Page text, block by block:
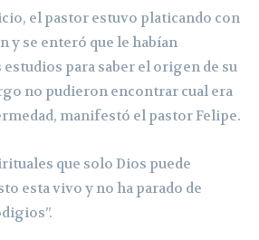
el pastor estuvo platicando con
y se enteró que le habían
para saber el origen de su
no pudieron encontrar cual era
manifestó el pastor Felipe.
que solo Dios puede
esta vivo y no ha parado de